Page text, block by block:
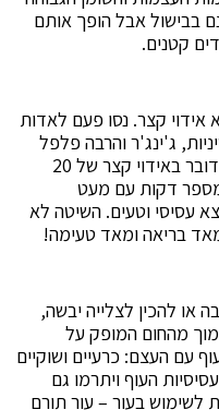
בבישול אבל הופך אותם
קטנים.
אידוי קצר. נסו פעם לאדות
ג'ינג'ר והרבה פלפל
טחון (או סצ'ואן אם אתם משיגים). מדובר באידוי קצר של 20
דקות עם מעט
עסיסי וטעים. השיטה לא
בריאה ומאד טעימה!
או להכין לצלייה יבשה,
מהחום המופק על
עם העצם: כרעיים ושוקיים
העוף ויתרמו גם
לשימוש בעור – עור תורם